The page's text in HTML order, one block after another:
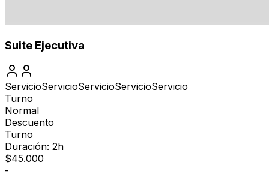
Suite Ejecutiva
ServicioServicioServicioServicioServicio
Turno
Normal
Descuento
Turno
Duración: 2h
$45.000
-